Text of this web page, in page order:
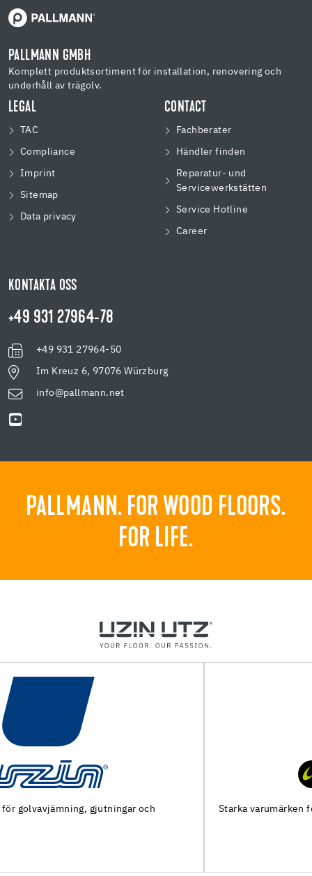
PALLMANN GMBH
Komplett produktsortiment för installation, renovering och
underhåll av trägolv.
LEGAL
TAC
Compliance
Imprint
Sitemap
Data privacy
CONTACT
Fachberater
Händler finden
Reparatur- und
Servicewerkstätten
Service Hotline
Career
KONTAKTA OSS
+49 931 27964-78
+49 931 27964-50
Im Kreuz 6, 97076 Würzburg
info@pallmann.net
PALLMANN. FOR WOOD FLOORS.
FOR LIFE.
Starka varumärken för ett starkt hantverk